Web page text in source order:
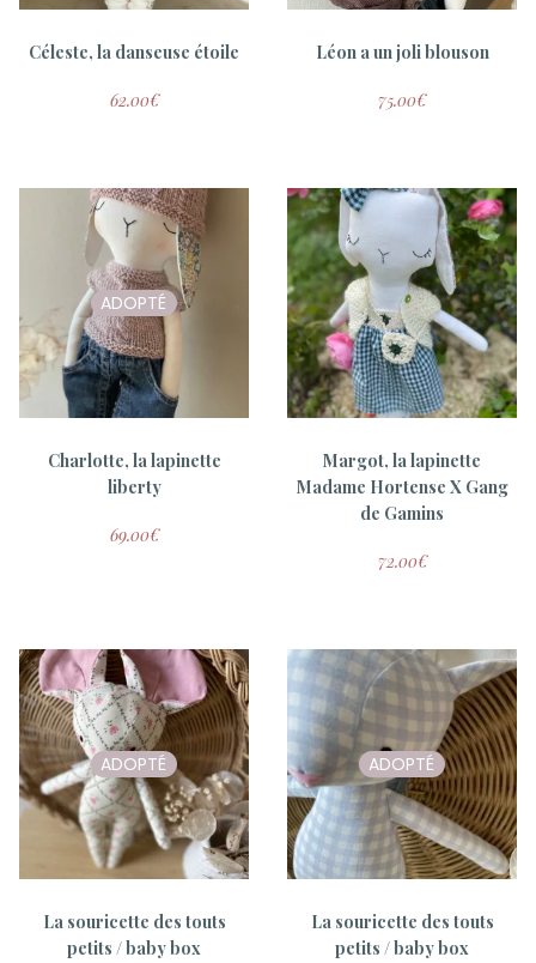
Céleste, la danseuse étoile
62.00€
Léon a un joli blouson
75.00€
ADOPTÉ
Charlotte, la lapinette
liberty
69.00€
Margot, la lapinette
Madame Hortense X Gang
de Gamins
72.00€
ADOPTÉ
La souricette des touts
petits / baby box
ADOPTÉ
La souricette des touts
petits / baby box
Doudou à machouiller
25.00€
Coussin brodé BONHEUR
35.00€
ADOPTÉ
Coussin brodé AMOUR
35.00€
Coussin brodé RÊVE
35.00
ADOPTÉ